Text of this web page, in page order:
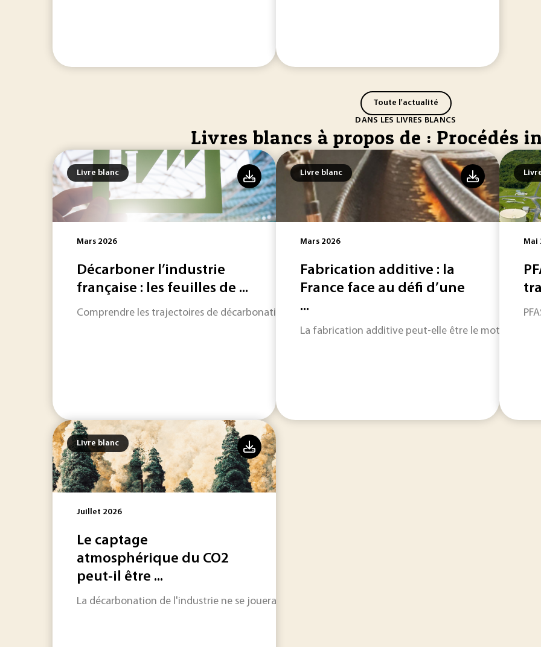
Toute l'actualité
DANS LES LIVRES BLANCS
Livres blancs à propos de : Procédés
Livre blanc
Mars 2026
Décarboner l’industrie
française : les feuilles de ...
Comprendre les trajectoires de décarbonation de neuf filières clés : un panorama inédit des défis
Livre blanc
Mars 2026
Fabrication additive : la
France face au défi d’une
...
La fabrication additive peut-elle être le moteur de la
Mai
Livre blanc
Juillet 2026
Le captage
atmosphérique du CO2
peut-il être ...
La décarbonation de l'industrie ne se jouera pas uniquement sur la réduction des émissions.